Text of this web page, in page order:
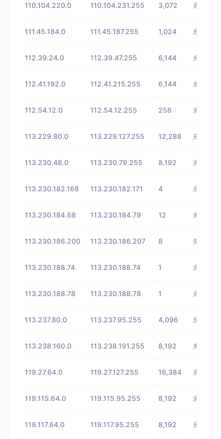
110.104.220.0 110.104.231.255 3,072 未知
111.45.184.0 111.45.187.255 1,024 未知
112.39.24.0 112.39.47.255 6,144 未知
112.41.192.0 112.41.215.255 6,144 未知
112.54.12.0 112.54.12.255 256 未知
113.229.80.0 113.229.127.255 12,288 未知
113.230.48.0 113.230.79.255 8,192 未知
113.230.182.168 113.230.182.171 4 未知
113.230.184.68 113.230.184.79 12 未知
113.230.186.200 113.230.186.207 8 未知
113.230.188.74 113.230.188.74 1 未知
113.230.188.78 113.230.188.78 1 未知
113.237.80.0 113.237.95.255 4,096 未知
113.238.160.0 113.238.191.255 8,192 未知
119.27.64.0 119.27.127.255 16,384 未知
119.115.64.0 119.115.95.255 8,192 未知
119.117.64.0 119.117.95.255 8,192 未知